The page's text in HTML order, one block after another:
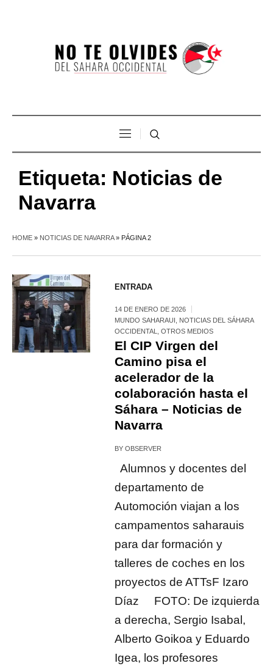
Etiqueta: Noticias de
Navarra
HOME » NOTICIAS DE NAVARRA» PÁGINA 2
ENTRADA
14 DE ENERO DE 2026
MUNDO SAHARAUI
NOTICIAS DEL SÁHARA
OCCIDENTAL
,OTROS MEDIOS
El CIP Virgen del
Camino pisa el
acelerador de la
colaboración hasta el
Sáhara – Noticias de
Navarra
BYOBSERVER
Alumnos y docentes del
departamento de
Automoción viajan a los
campamentos saharauis
para dar formación y
talleres de coches en los
proyectos de ATTsF Izaro
Díaz FOTO: De izquierda
a derecha, Sergio Isabal,
Alberto Goikoa y Eduardo
Igea, los profesores